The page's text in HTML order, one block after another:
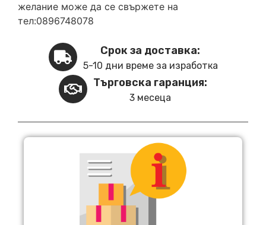
желание може да се свържете на
тел:0896748078
Срок за доставка:
5-10 дни време за изработка
Търговска гаранция:
3 месеца